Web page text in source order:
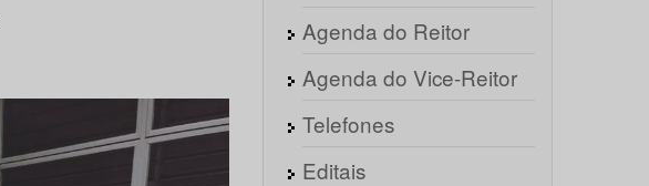
Agenda do Reitor
Agenda do Vice-Reitor
Telefones
Editais